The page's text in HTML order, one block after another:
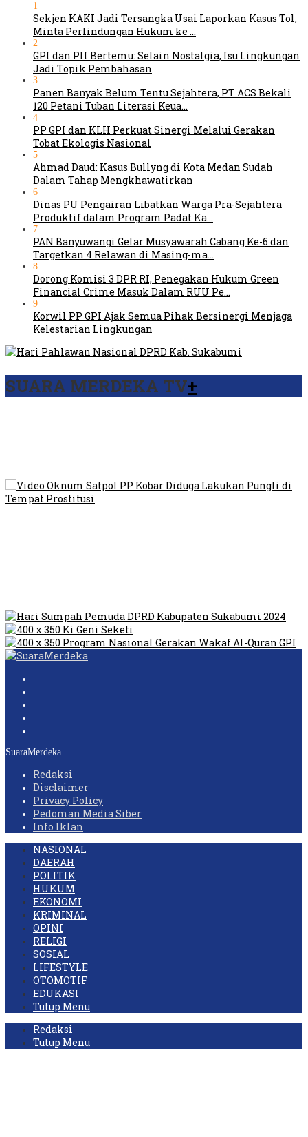
1
Sekjen KAKI Jadi Tersangka Usai Laporkan Kasus Tol,
Minta Perlindungan Hukum ke …
2
GPI dan PII Bertemu: Selain Nostalgia, Isu Lingkungan
Jadi Topik Pembahasan
3
Panen Banyak Belum Tentu Sejahtera, PT ACS Bekali
120 Petani Tuban Literasi Keua…
4
PP GPI dan KLH Perkuat Sinergi Melalui Gerakan
Tobat Ekologis Nasional
5
Ahmad Daud: Kasus Bullyng di Kota Medan Sudah
Dalam Tahap Mengkhawatirkan
6
Dinas PU Pengairan Libatkan Warga Pra-Sejahtera
Produktif dalam Program Padat Ka…
7
PAN Banyuwangi Gelar Musyawarah Cabang Ke-6 dan
Targetkan 4 Relawan di Masing-ma…
8
Dorong Komisi 3 DPR RI, Penegakan Hukum Green
Financial Crime Masuk Dalam RUU Pe…
9
Korwil PP GPI Ajak Semua Pihak Bersinergi Menjaga
Kelestarian Lingkungan
SUARA MERDEKA TV+
SuaraMerdeka
Redaksi
Disclaimer
Privacy Policy
Pedoman Media Siber
Info Iklan
NASIONAL
DAERAH
POLITIK
HUKUM
EKONOMI
KRIMINAL
OPINI
RELIGI
SOSIAL
LIFESTYLE
OTOMOTIF
EDUKASI
Tutup Menu
Redaksi
Tutup Menu